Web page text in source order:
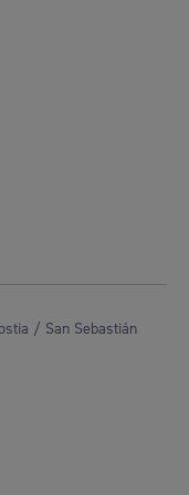
/ San Sebastián